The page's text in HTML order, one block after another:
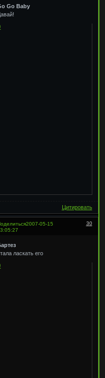
Go Baby
Цитировать
30
2007-05-15
ласкать его